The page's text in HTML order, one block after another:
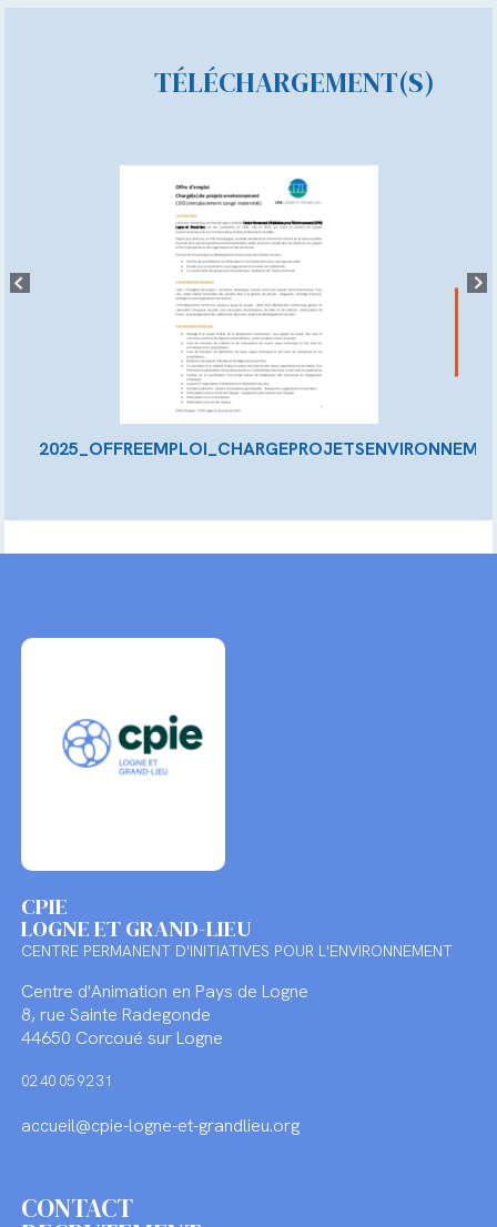
TÉLÉCHARGEMENT(S)
CPIE
LOGNE ET GRAND-LIEU
CENTRE PERMANENT D'INITIATIVES POUR L'ENVIRONNEMENT
Centre d'Animation en Pays de Logne
8, rue Sainte Radegonde
44650 Corcoué sur Logne
02 40 05 92 31
accueil@cpie-logne-et-grandlieu.org
CONTACT